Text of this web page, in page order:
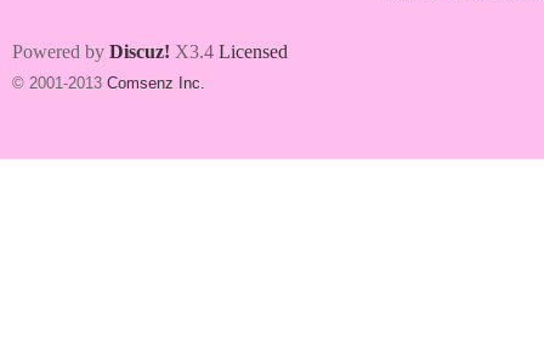
Powered by Discuz! X3.4 Licensed
© 2001-2013 Comsenz Inc.